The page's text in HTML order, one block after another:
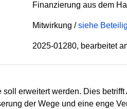
Finanzierung aus dem
Mitwirkung /siehe
2025-01280, bearbeitet
erweitert werden. Dies
der Wege und eine enge